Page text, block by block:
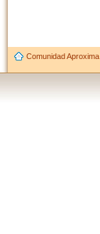
Comunidad Aproxima